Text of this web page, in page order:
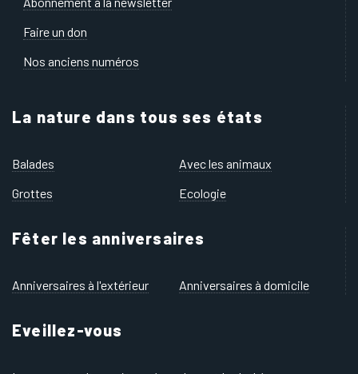
Faire un don
Nos anciens numéros
La nature dans tous ses états
Balades
Avec les animaux
Grottes
Ecologie
Fêter les anniversaires
Anniversaires à l'extérieur Anniversaires à domicile
Eveillez-vous